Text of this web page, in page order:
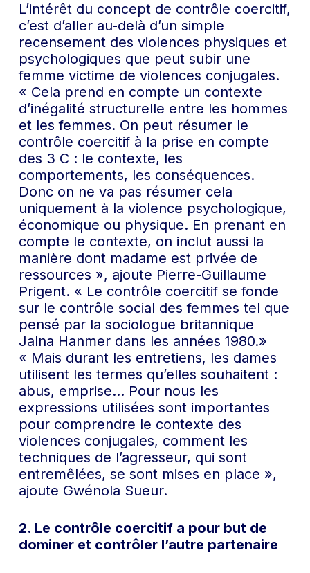
L’intérêt du concept de contrôle coercitif,
c’est d’aller au-delà d’un simple
recensement des violences physiques et
psychologiques que peut subir une
femme victime de violences conjugales.
« Cela prend en compte un contexte
d’inégalité structurelle entre les hommes
et les femmes. On peut résumer le
contrôle coercitif à la prise en compte
des 3 C : le contexte, les
comportements, les conséquences.
Donc on ne va pas résumer cela
uniquement à la violence psychologique,
économique ou physique. En prenant en
compte le contexte, on inclut aussi la
manière dont madame est privée de
ressources », ajoute Pierre-Guillaume
Prigent. « Le contrôle coercitif se fonde
sur le contrôle social des femmes tel que
pensé par la sociologue britannique
Jalna Hanmer dans les années 1980.»
« Mais durant les entretiens, les dames
utilisent les termes qu’elles souhaitent :
abus, emprise… Pour nous les
expressions utilisées sont importantes
pour comprendre le contexte des
violences conjugales, comment les
techniques de l’agresseur, qui sont
entremêlées, se sont mises en place »,
ajoute Gwénola Sueur.
2. Le contrôle coercitif a pour but de
dominer et contrôler l’autre partenaire